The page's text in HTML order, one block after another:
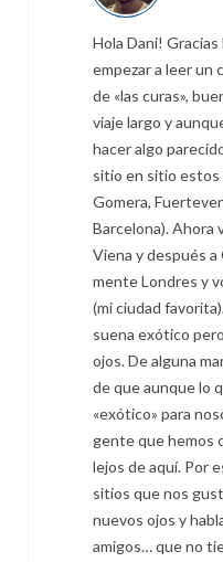
Hola Dani!
empezar a leer un
de «las curas»,
viaje largo y
hacer algo
sitio en sitio estos
Gomera,
Barcelona). Ahora
Viena y después a
mente Londres y
(mi ciudad
suena exótico
ojos. De alguna
de que aunque lo
«exótico» para
gente que hemos
lejos de aquí. Por
sitios que nos
nuevos ojos y
amigos… que no